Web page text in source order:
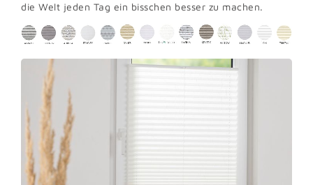
die Welt jeden Tag ein bisschen besser zu machen.